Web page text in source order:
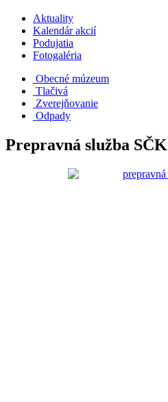
Aktuality
Kalendár akcií
Podujatia
Fotogaléria
Obecné múzeum
Tlačivá
Zverejňovanie
Odpady
Prepravná služba SČK